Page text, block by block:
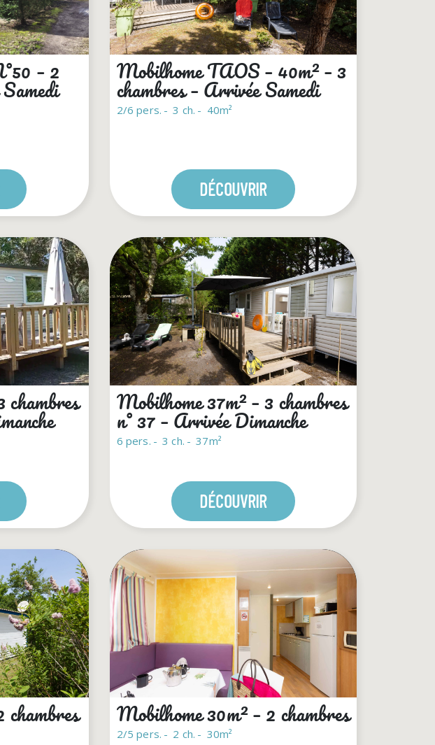
– 2 Mobilhome TAOS – 40m² – 3
chambres – Arrivée Samedi
2/6 pers. 3 ch. 40m²
DÉCOUVRIR
Mobilhome 37m² – 3 chambres
n° 37 – Arrivée Dimanche
6 pers. 3 ch. 37m²
DÉCOUVRIR
chambres Mobilhome 30m² – 2 chambres
2/5 pers. 2 ch. 30m²